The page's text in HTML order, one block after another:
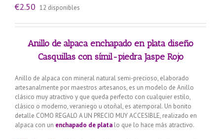
€2.50 12 disponibles
Anillo de alpaca enchapado en plata diseño
Casquillas con símil-piedra Jaspe Rojo
Anillo de alpaca con mineral natural semi-precioso, elaborado
artesanalmente por maestros artesanos, es un modelo de Anillo
clásico muy atractivo y que queda perfecto con cualquier estilo,
clásico o moderno, veraniego u otoñal, es atemporal. Un bonito
detalle COMO REGALO A UN PRECIO MUY ACCESIBLE, realizado en
alpaca con un enchapado de plata lo que lo hace más atractivo.